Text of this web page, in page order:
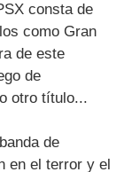
consta de
como Gran
de este
de
otro título...
de
en el terror y el